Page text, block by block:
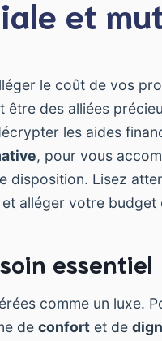
et
le coût de vos
être des alliées
les aides
, pour vous
disposition. Lisez
alléger votre budget
essentiel
comme un luxe.
de confort et de